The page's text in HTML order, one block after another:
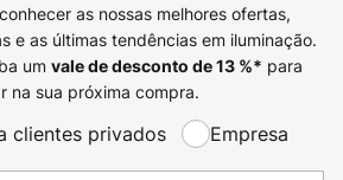
as nossas melhores ofertas,
e as últimas tendências em iluminação.
um vale de desconto de13%* para
na sua próxima compra.
clientes privados Empresa